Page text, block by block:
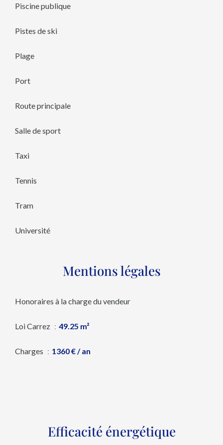
Piscine publique
Pistes de ski
Plage
Port
Route principale
Salle de sport
Taxi
Tennis
Tram
Université
Mentions légales
Honoraires à la charge du vendeur
Loi Carrez 49.25 m²
Charges 1360 € / an
Efficacité énergétique